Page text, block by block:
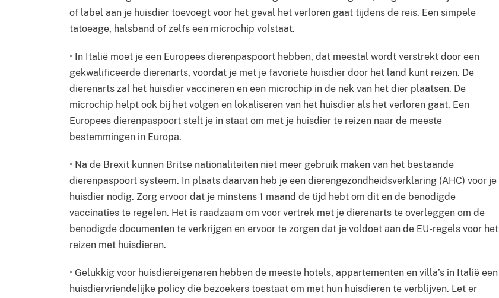
of label aan je huisdier toevoegt voor het geval het verloren gaat tijdens de reis. Een simpele
tatoeage, halsband of zelfs een microchip volstaat.
• In Italië moet je een Europees dierenpaspoort hebben, dat meestal wordt verstrekt door een
gekwalificeerde dierenarts, voordat je met je favoriete huisdier door het land kunt reizen. De
dierenarts zal het huisdier vaccineren en een microchip in de nek van het dier plaatsen. De
microchip helpt ook bij het volgen en lokaliseren van het huisdier als het verloren gaat. Een
Europees dierenpaspoort stelt je in staat om met je huisdier te reizen naar de meeste
bestemmingen in Europa.
• Na de Brexit kunnen Britse nationaliteiten niet meer gebruik maken van het bestaande
dierenpaspoort systeem. In plaats daarvan heb je een dierengezondheidsverklaring (AHC) voor je
huisdier nodig. Zorg ervoor dat je minstens 1 maand de tijd hebt om dit en de benodigde
vaccinaties te regelen. Het is raadzaam om voor vertrek met je dierenarts te overleggen om de
benodigde documenten te verkrijgen en ervoor te zorgen dat je voldoet aan de EU-regels voor het
reizen met huisdieren.
• Gelukkig voor huisdiereigenaren hebben de meeste hotels, appartementen en villa’s in Italië een
huisdiervriendelijke policy die bezoekers toestaat om met hun huisdieren te verblijven. Let er